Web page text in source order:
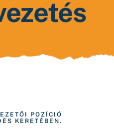
POZÍCIÓ
KERETÉBEN.